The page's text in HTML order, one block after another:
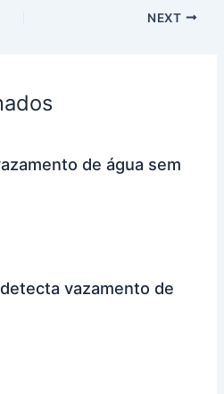
NEXT
de água sem
vazamento de